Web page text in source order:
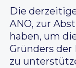
Die
ANO, zur
haben, um
Gründers der
zu